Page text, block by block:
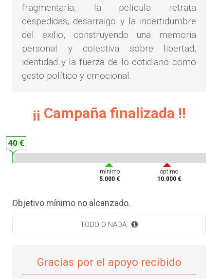
fragmentaria, la película retrata
despedidas, desarraigo y la incertidumbre
del exilio, construyendo una memoria
personal y colectiva sobre libertad,
identidad y la fuerza de lo cotidiano como
gesto político y emocional.
¡¡ Campaña finalizada !!
40 €
1
mínimo
5.000 €
óptimo
10.000 €
Objetivo mínimo no alcanzado.
TODO O NADA
Gracias por el apoyo recibido